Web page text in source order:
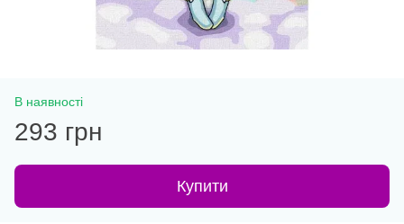
В наявності
293 грн
Купити